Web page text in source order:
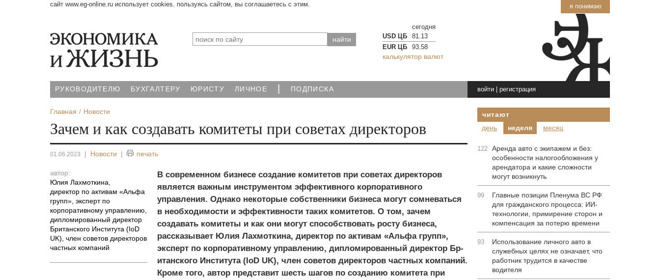
я понимаю
сайт www.eg-online.ru использует cookies. пользуясь сайтом, вы соглашаетесь с этим.
сегодня
USD ЦБ
81.13
EUR ЦБ
93.58
калькулятор валют
РУКОВОДИТЕЛЮ БУХГАЛТЕРУ ЮРИСТУ ЛИЧНОЕ | ПОДПИСКА войти| регистрация
Главная Новости
Зачем и как создавать комитеты при советах директоров
01.06.2023 | Новости | печать
автор:
Юлия Лахмоткина
директор по активам «Альфа
групп», эксперт по
корпоративному управлению,
дипломи­рованный директор
Бр­итанского Института (IoD
UK), член сов­етов директоров
част­ных компаний
В современном бизнесе создание комитетов при советах директоров
является важным инструментом эффективного корпоративного
управления. Однако некоторые собственники бизнеса могут сомневаться
в необходимости и эффективности таких комитетов. О том, зачем
создавать комитеты и как они могут способствовать росту бизнеса,
рассказывает Юлия Лахмоткина, директор по активам «Альфа групп»,
эксперт по корпоративному управлению, дипломи­рованный директор Бр­
итанского Института (IoD UK), член сов­етов директоров част­ных компаний.
Кроме того, автор представит шесть шагов по созданию комитета при
читают
день
неделя месяц
122 Аренда авто с экипажем и без:
особенности налогообложения у
арендатора и какие сложности
могут возникнуть
99
Главные позиции Пленума ВС РФ
для гражданского процесса: ИИ-
технологии, примирение сторон и
компенсация за потерю времени
93
Использование личного авто в
служебных целях не означает, что
работник трудится в качестве
водителя